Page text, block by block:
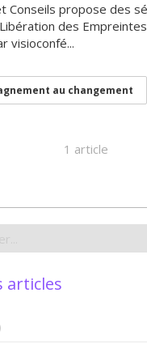
Conseils propose des
des
visioconfé...
au changement
1 article
articles